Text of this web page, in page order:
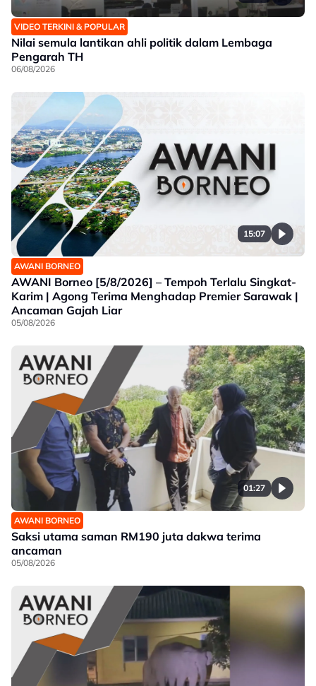
VIDEO TERKINI & POPULAR
Nilai semula lantikan ahli politik dalam Lembaga
Pengarah TH
06/08/2026
15:07
AWANI BORNEO
AWANI Borneo [5/8/2026] – Tempoh Terlalu Singkat-
Karim | Agong Terima Menghadap Premier Sarawak |
Ancaman Gajah Liar
05/08/2026
01:27
AWANI BORNEO
Saksi utama saman RM190 juta dakwa terima
ancaman
05/08/2026